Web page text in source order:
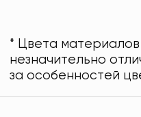
* Цвета
незначительно
за особенностей